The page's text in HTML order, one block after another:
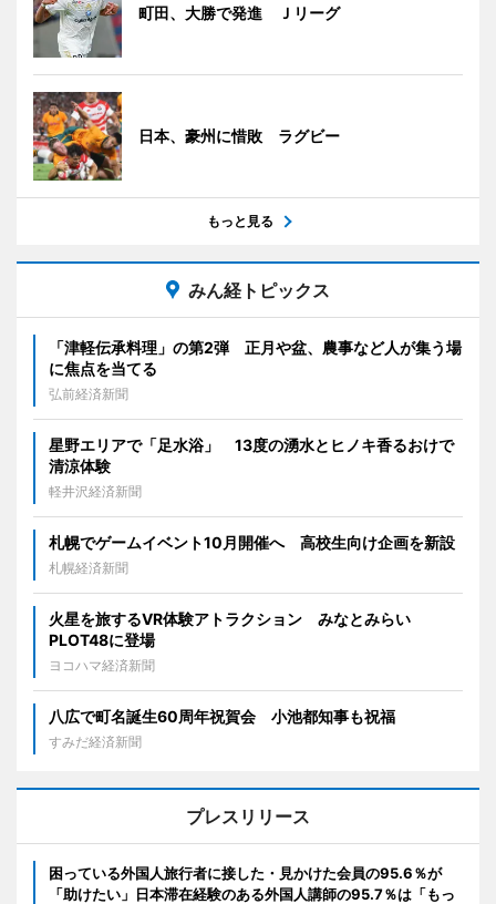
町田、大勝で発進 Ｊリーグ
日本、豪州に惜敗 ラグビー
もっと見る
みん経トピックス
「津軽伝承料理」の第2弾 正月や盆、農事など人が集う場
に焦点を当てる
弘前経済新聞
星野エリアで「足水浴」 13度の湧水とヒノキ香るおけで
清涼体験
軽井沢経済新聞
札幌でゲームイベント10月開催へ 高校生向け企画を新設
札幌経済新聞
火星を旅するVR体験アトラクション みなとみらい
PLOT48に登場
ヨコハマ経済新聞
八広で町名誕生60周年祝賀会 小池都知事も祝福
すみだ経済新聞
プレスリリース
困っている外国人旅行者に接した・見かけた会員の95.6％が
「助けたい」日本滞在経験のある外国人講師の95.7％は「もっ